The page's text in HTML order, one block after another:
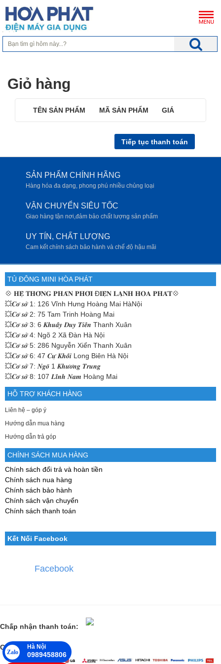
Giỏ hàng
TÊN SẢN PHẨM MÃ SẢN PHẨM GIÁ
Tiếp tục thanh toán
SẢN PHẨM CHÍNH HÃNG
Hàng hóa đa dạng, phong phú nhiều chủng loại
VẬN CHUYỂN SIÊU TỐC
Giao hàng tận nơi,đảm bảo chất lượng sản phẩm
UY TÍN, CHẤT LƯỢNG
Cam kết chính sách bảo hành và chế độ hậu mãi
TỦ ĐÔNG MINI HÒA PHÁT
💠 𝐇𝐄̣̂ 𝐓𝐇𝐎̂́𝐍𝐆 𝐏𝐇𝐀̂𝐍 𝐏𝐇𝐎̂́𝐈 Đ𝐈𝐄̣̂𝐍 𝐋𝐀̣𝐍𝐇 𝐇𝐎̀𝐀 𝐏𝐇𝐀́𝐓💠
💥𝑪𝒐̛ 𝒔𝒐̛̉ 1: 126 Vĩnh Hưng Hoàng Mai HàNội
💥𝑪𝒐̛ 𝒔𝒐̛̉ 2: 75 Tam Trinh Hoàng Mai
💥𝑪𝒐̛ 𝒔𝒐̛̉ 3: 6 𝑲𝒉𝒖𝒂̂́𝒚 𝑫𝒖𝒚 𝑻𝒊𝒆̂́𝒏 Thanh Xuân
💥𝑪𝒐̛ 𝒔𝒐̛̉ 4: Ngõ 2 Xã Đàn Hà Nội
💥𝑪𝒐̛ 𝒔𝒐̛̉ 5: 286 Nguyễn Xiển Thanh Xuân
💥𝑪𝒐̛ 𝒔𝒐̛̉ 6: 47 𝑪𝒖̛̣ 𝑲𝒉𝒐̂́𝒊 Long Biên Hà Nội
💥𝑪𝒐̛ 𝒔𝒐̛̉ 7: 𝑵𝒈𝒐̃ 1 𝑲𝒉𝒖̛𝒐̛𝒏𝒈 𝑻𝒓𝒖𝒏𝒈
💥𝑪𝒐̛ 𝒔𝒐̛̉ 8: 107 𝑳𝒊̃𝒏𝒉 𝑵𝒂𝒎 Hoàng Mai
HỖ TRỢ KHÁCH HÀNG
Liên hệ – góp ý
Hướng dẫn mua hàng
Hướng dẫn trả góp
CHÍNH SÁCH MUA HÀNG
Chính sách đổi trả và hoàn tiền
Chính sách nua hàng
Chính sách bảo hành
Chính sách vận chuyển
Chính sách thanh toán
Kết Nối Facebook
Facebook
Chấp nhận thanh toán:
Các đối tác lớn:
Zalo
Hà Nội
0989458806